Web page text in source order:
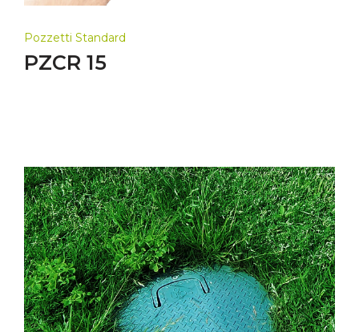
Pozzetti Standard
PZCR 15